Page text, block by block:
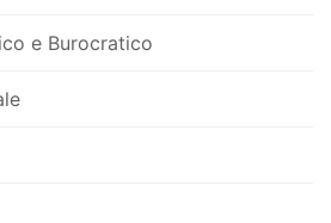
e Burocratico